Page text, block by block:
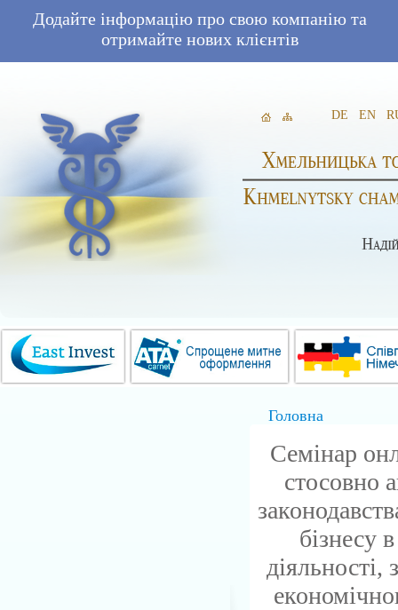
Додайте інформацію про свою компанію та
отримайте нових клієнтів
DE EN
Головна
Семінар
стосовно
бізнесу